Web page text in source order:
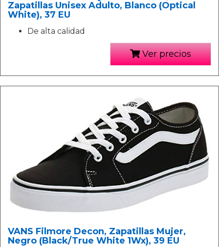
Zapatillas Unisex Adulto, Blanco (Optical
White), 37 EU
De alta calidad
Ver precios
VANS Filmore Decon, Zapatillas Mujer,
Negro (Black/True White 1Wx), 39 EU